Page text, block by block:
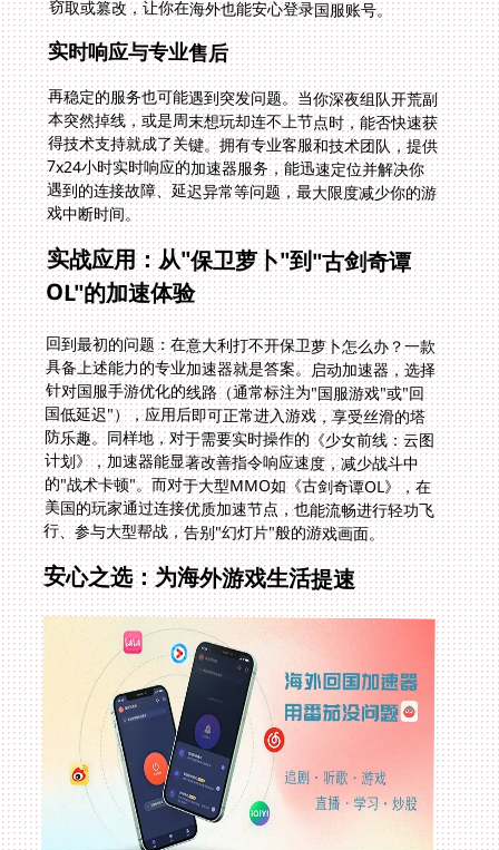
窃取或篡改，让你在海外也能安心登录国服账号。
实时响应与专业售后
再稳定的服务也可能遇到突发问题。当你深夜组队开荒副
本突然掉线，或是周末想玩却连不上节点时，能否快速获
得技术支持就成了关键。拥有专业客服和技术团队，提供
7x24小时实时响应的加速器服务，能迅速定位并解决你
遇到的连接故障、延迟异常等问题，最大限度减少你的游
戏中断时间。
实战应用：从"保卫萝卜"到"古剑奇谭
OL"的加速体验
回到最初的问题：在意大利打不开保卫萝卜怎么办？一款
具备上述能力的专业加速器就是答案。启动加速器，选择
针对国服手游优化的线路（通常标注为"国服游戏"或"回
国低延迟"），应用后即可正常进入游戏，享受丝滑的塔
防乐趣。同样地，对于需要实时操作的《少女前线：云图
计划》，加速器能显著改善指令响应速度，减少战斗中
的"战术卡顿"。而对于大型MMO如《古剑奇谭OL》，在
美国的玩家通过连接优质加速节点，也能流畅进行轻功飞
行、参与大型帮战，告别"幻灯片"般的游戏画面。
安心之选：为海外游戏生活提速